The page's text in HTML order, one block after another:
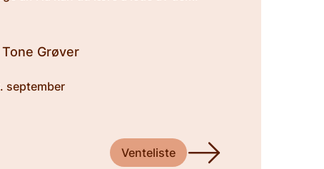
Grøver
september
Venteliste